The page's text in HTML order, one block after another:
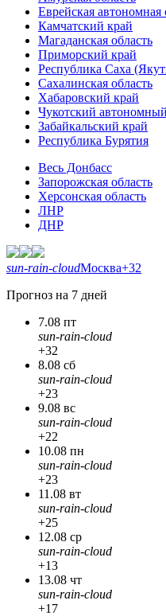
Еврейская автономная
Камчатский край
Магаданская область
Приморский край
Республика Саха
Сахалинская область
Хабаровский край
Чукотский
Забайкальский край
Республика Бурятия
Весь Донбасс
Запорожская область
Херсонская область
ЛНР
ДНР
sun-rain-cloudМосква+32
Прогноз на 7 дней
7.08 пт
sun-rain-cloud
+32
8.08 сб
sun-rain-cloud
+23
9.08 вс
sun-rain-cloud
+22
10.08 пн
sun-rain-cloud
+23
11.08 вт
sun-rain-cloud
+25
12.08 ср
sun-rain-cloud
+13
13.08 чт
sun-rain-cloud
+17